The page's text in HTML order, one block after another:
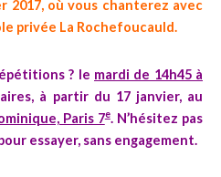
2017, où vous chanterez avec
privée La Rochefoucauld.
? le mardi de 14h45 à
à partir du 17 janvier, au
Paris 7e. N’hésitez pas
essayer, sans engagement.